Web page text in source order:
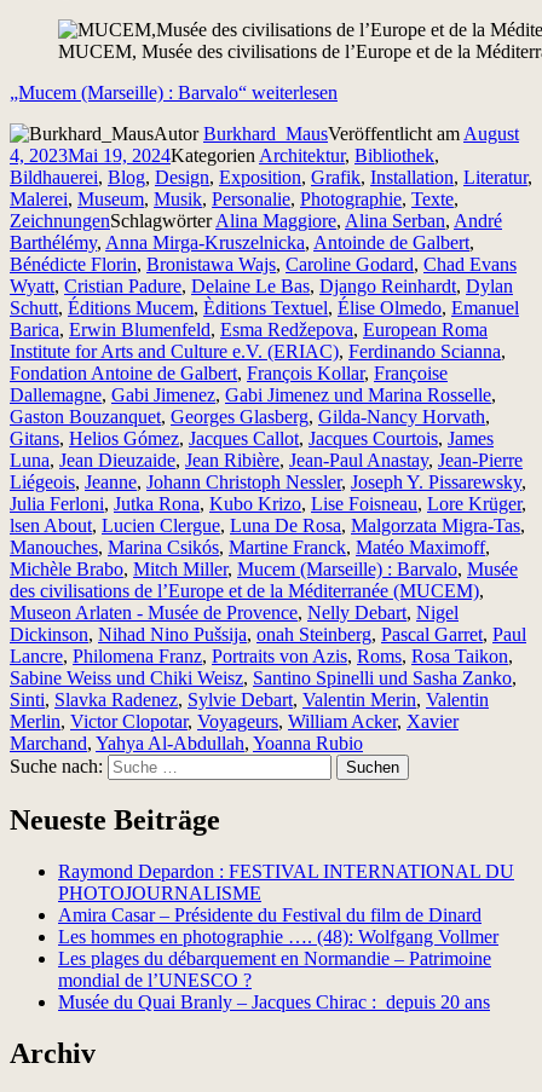
MUCEM, Musée des civilisations de l’Europe et de la
„Mucem (Marseille) : Barvalo“ weiterlesen
AutorBurkhard_MausVeröffentlicht am August
4, 2023Mai 19, 2024Kategorien Architektur, Bibliothek,
Bildhauerei, Blog, Design, Exposition, Grafik, Installation, Literatur,
Malerei, Museum, Musik, Personalie, Photographie, Texte,
ZeichnungenSchlagwörterAlina Maggiore, Alina Serban, André
Barthélémy, Anna Mirga-Kruszelnicka, Antoinde de Galbert,
Bénédicte Florin, Bronistawa Wajs, Caroline Godard, Chad Evans
Wyatt, Cristian Padure, Delaine Le Bas, Django Reinhardt, Dylan
Schutt, Éditions Mucem, Èditions Textuel, Élise Olmedo, Emanuel
Barica, Erwin Blumenfeld, Esma Redžepova, European Roma
Institute for Arts and Culture e.V. (ERIAC), Ferdinando Scianna,
Fondation Antoine de Galbert, François Kollar, Françoise
Dallemagne, Gabi Jimenez, Gabi Jimenez und Marina Rosselle,
Gaston Bouzanquet, Georges Glasberg, Gilda-Nancy Horvath,
Gitans, Helios Gómez, Jacques Callot, Jacques Courtois, James
Luna, Jean Dieuzaide, Jean Ribière, Jean-Paul Anastay, Jean-Pierre
Liégeois, Jeanne, Johann Christoph Nessler, Joseph Y. Pissarewsky,
Julia Ferloni, Jutka Rona, Kubo Krizo, Lise Foisneau, Lore Krüger,
lsen About, Lucien Clergue, Luna De Rosa, Malgorzata Migra-Tas,
Manouches, Marina Csikós, Martine Franck, Matéo Maximoff,
Michèle Brabo, Mitch Miller, Mucem (Marseille) : Barvalo, Musée
des civilisations de l’Europe et de la Méditerranée (MUCEM),
Museon Arlaten - Musée de Provence, Nelly Debart, Nigel
Dickinson, Nihad Nino Pušsija, onah Steinberg, Pascal Garret, Paul
Lancre, Philomena Franz, Portraits von Azis, Roms, Rosa Taikon,
Sabine Weiss und Chiki Weisz, Santino Spinelli und Sasha Zanko,
Sinti, Slavka Radenez, Sylvie Debart, Valentin Merin, Valentin
Merlin, Victor Clopotar, Voyageurs, William Acker, Xavier
Marchand, Yahya Al-Abdullah, Yoanna Rubio
Suche nach:
Suchen
Neueste Beiträge
Raymond Depardon : FESTIVAL INTERNATIONAL DU
PHOTOJOURNALISME
Amira Casar – Présidente du Festival du film de Dinard
Les hommes en photographie …. (48): Wolfgang Vollmer
Les plages du débarquement en Normandie – Patrimoine
mondial de l’UNESCO ?
Musée du Quai Branly – Jacques Chirac : depuis 20 ans
Archiv